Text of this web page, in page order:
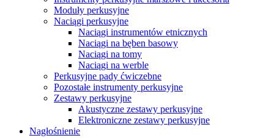
Moduły perkusyjne
Naciągi perkusyjne
Naciągi instrumentów etnicznych
Naciągi na bęben basowy
Naciągi na tomy
Naciągi na werble
Perkusyjne pady ćwiczebne
Pozostałe instrumenty perkusyjne
Zestawy perkusyjne
Akustyczne zestawy perkusyjne
Elektroniczne zestawy perkusyjne
Nagłośnienie